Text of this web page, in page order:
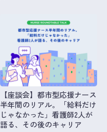
【座談会】都市型応援ナース
半年間のリアル。「給料だけ
じゃなかった」看護師2人が
語る、その後のキャリア